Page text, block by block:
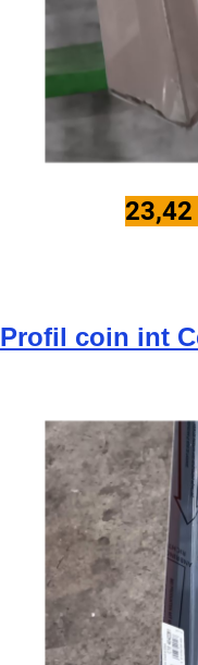
Profil coin int